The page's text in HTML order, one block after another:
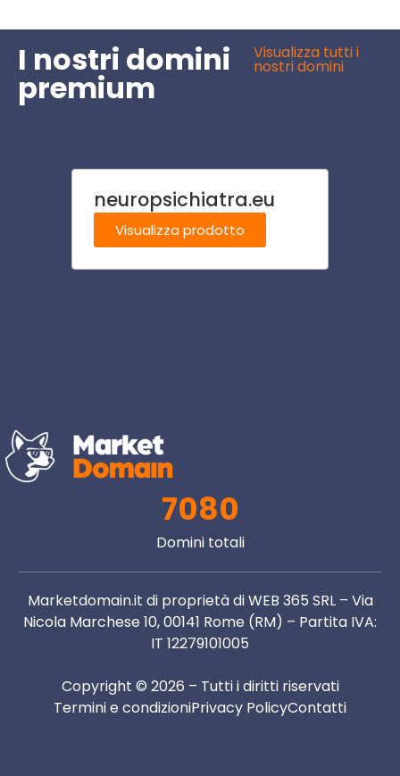
I nostri domini
premium
Visualizza tutti i
nostri domini
neuropsichiatra.eu
Visualizza prodotto
7080
Domini totali
Marketdomain.it di proprietà di WEB 365 SRL – Via
Nicola Marchese 10, 00141 Rome (RM) – Partita IVA:
IT 12279101005
Copyright © 2026 – Tutti i diritti riservati
Termini e condizioniPrivacy PolicyContatti